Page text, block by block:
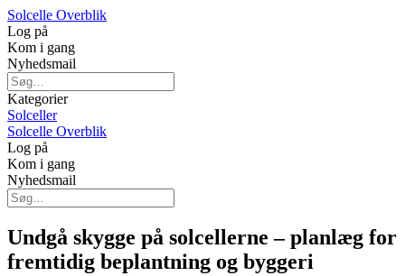
Solcelle Overblik
Log på
Kom i gang
Nyhedsmail
Kategorier
Solceller
Solcelle Overblik
Log på
Kom i gang
Nyhedsmail
Undgå skygge på solcellerne – planlæg for
fremtidig beplantning og byggeri